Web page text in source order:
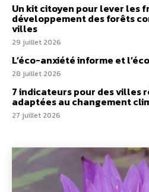
Un kit citoyen pour lever les
développement des forêts
villes
29 juillet 2026
L’éco-anxiété informe et
28 juillet 2026
7 indicateurs pour des villes
adaptées au changement
27 juillet 2026